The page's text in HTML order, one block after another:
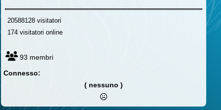
20588128 visitatori
174 visitatori online
93 membri
Connesso:
( nessuno )